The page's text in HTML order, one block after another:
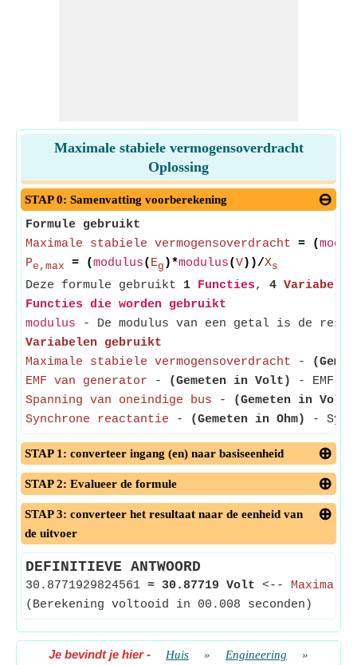
Maximale stabiele vermogensoverdracht
Oplossing
STAP 0: Samenvatting voorberekening
Formule gebruikt
Maximale stabiele vermogensoverdracht = (
Pe,max = (modulus( Eg )*modulus(V))/Xs
Deze formule gebruikt 1 Functies, 4 Variabelen
Functies die worden gebruikt
modulus - De modulus van een getal is de rest
Variabelen gebruikt
Maximale stabiele vermogensoverdracht -
EMF van generator - (Gemeten in Volt)
- EMF
Spanning van oneindige bus - (Gemeten in Volt)
Synchrone reactantie - (Gemeten in Ohm) -
STAP 1: converteer ingang (en) naar basiseenheid
STAP 2: Evalueer de formule
STAP 3: converteer het resultaat naar de eenheid van
de uitvoer
DEFINITIEVE ANTWOORD
30.8771929824561 ≈ 30.87719 Volt <--
(Berekening voltooid in 00.008 seconden)
Je bevindt je hier- Huis » Engineering
»